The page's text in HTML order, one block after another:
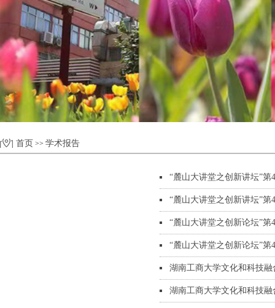
首页 >> 学术报告
“麓山大讲堂之创新讲坛”第
“麓山大讲堂之创新讲坛”
“麓山大讲堂之创新论坛”第
“麓山大讲堂之创新论坛”
湖南工商大学文化和科技融
湖南工商大学文化和科技融